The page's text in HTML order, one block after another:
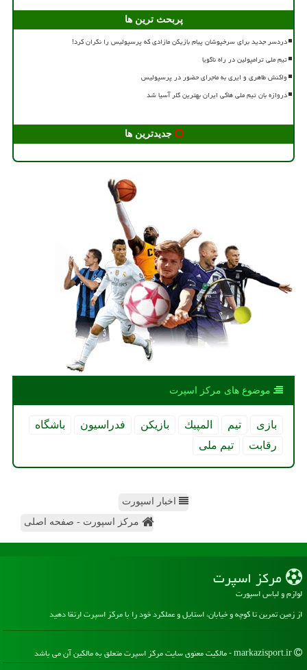
پربحث ترین ها
دردسر جدید برای سرخپوشان پیام بازیکن مازادی که پرسپولیس را نگران کرد!
تیم ملی ترامپولین در راه ناگویا
واکنش طاهری و ایری به ماجرای حضور در پرسپولیس
دروازه بان تیم ملی هاکی ایران بهترین گلر آسیا شد
جدیدترین ها
موضوع های مركز اسپرت
بازی تیم المپیك بازیكن فدراسیون
باشگاه
رقابت
تیم ملی
اخبار اسپورت
مرکز اسپورت - صفحه اصلی
مركز اسپرت
لوازم و لباس اسپورت
از زمین تمرین تا کوچه و خیابان، استایل و عملکرد خود را با مرکز اسپرت ارتقا دهید